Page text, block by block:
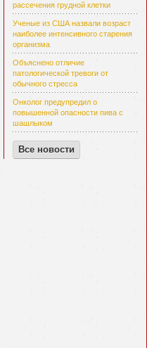
рассечения грудной клетки
Ученые из США назвали возраст
наиболее интенсивного старения
организма
Объяснено отличие
патологической тревоги от
обычного стресса
Онколог предупредил о
повышенной опасности пива с
шашлыком
Все новости